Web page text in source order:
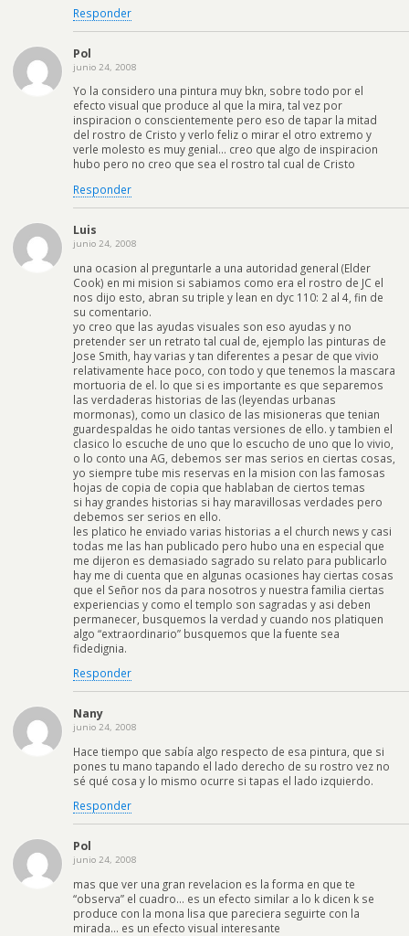
Responder
Pol
junio 24, 2008
Yo la considero una pintura muy bkn, sobre todo por el
efecto visual que produce al que la mira, tal vez por
inspiracion o conscientemente pero eso de tapar la mitad
del rostro de Cristo y verlo feliz o mirar el otro extremo y
verle molesto es muy genial… creo que algo de inspiracion
hubo pero no creo que sea el rostro tal cual de Cristo
Responder
Luis
junio 24, 2008
una ocasion al preguntarle a una autoridad general (Elder
Cook) en mi mision si sabiamos como era el rostro de JC el
nos dijo esto, abran su triple y lean en dyc 110: 2 al 4, fin de
su comentario.
yo creo que las ayudas visuales son eso ayudas y no
pretender ser un retrato tal cual de, ejemplo las pinturas de
Jose Smith, hay varias y tan diferentes a pesar de que vivio
relativamente hace poco, con todo y que tenemos la mascara
mortuoria de el. lo que si es importante es que separemos
las verdaderas historias de las (leyendas urbanas
mormonas), como un clasico de las misioneras que tenian
guardespaldas he oido tantas versiones de ello. y tambien el
clasico lo escuche de uno que lo escucho de uno que lo vivio,
o lo conto una AG, debemos ser mas serios en ciertas cosas,
yo siempre tube mis reservas en la mision con las famosas
hojas de copia de copia que hablaban de ciertos temas
si hay grandes historias si hay maravillosas verdades pero
debemos ser serios en ello.
les platico he enviado varias historias a el church news y casi
todas me las han publicado pero hubo una en especial que
me dijeron es demasiado sagrado su relato para publicarlo
hay me di cuenta que en algunas ocasiones hay ciertas cosas
que el Señor nos da para nosotros y nuestra familia ciertas
experiencias y como el templo son sagradas y asi deben
permanecer, busquemos la verdad y cuando nos platiquen
algo “extraordinario” busquemos que la fuente sea
fidedignia.
Responder
Nany
junio 24, 2008
Hace tiempo que sabía algo respecto de esa pintura, que si
pones tu mano tapando el lado derecho de su rostro vez no
sé qué cosa y lo mismo ocurre si tapas el lado izquierdo.
Responder
Pol
junio 24, 2008
mas que ver una gran revelacion es la forma en que te
“observa” el cuadro… es un efecto similar a lo k dicen k se
produce con la mona lisa que pareciera seguirte con la
mirada… es un efecto visual interesante